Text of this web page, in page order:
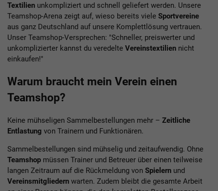
Textilien unkompliziert und schnell geliefert werden. Unsere
Teamshop-Arena zeigt auf, wieso bereits viele Sportvereine
aus ganz Deutschland auf unsere Komplettlösung vertrauen.
Unser Teamshop-Versprechen: "Schneller, preiswerter und
unkomplizierter kannst du veredelte Vereinstextilien nicht
einkaufen!"
Warum braucht mein Verein einen
Teamshop?
Keine mühseligen Sammelbestellungen mehr – Zeitliche
Entlastung von Trainern und Funktionären.
Sammelbestellungen sind mühselig und zeitaufwendig. Ohne
Teamshop müssen Trainer und Betreuer über einen teilweise
langen Zeitraum auf die Rückmeldung von Spielern und
Vereinsmitgliedern warten. Zudem bleibt die gesamte Arbeit